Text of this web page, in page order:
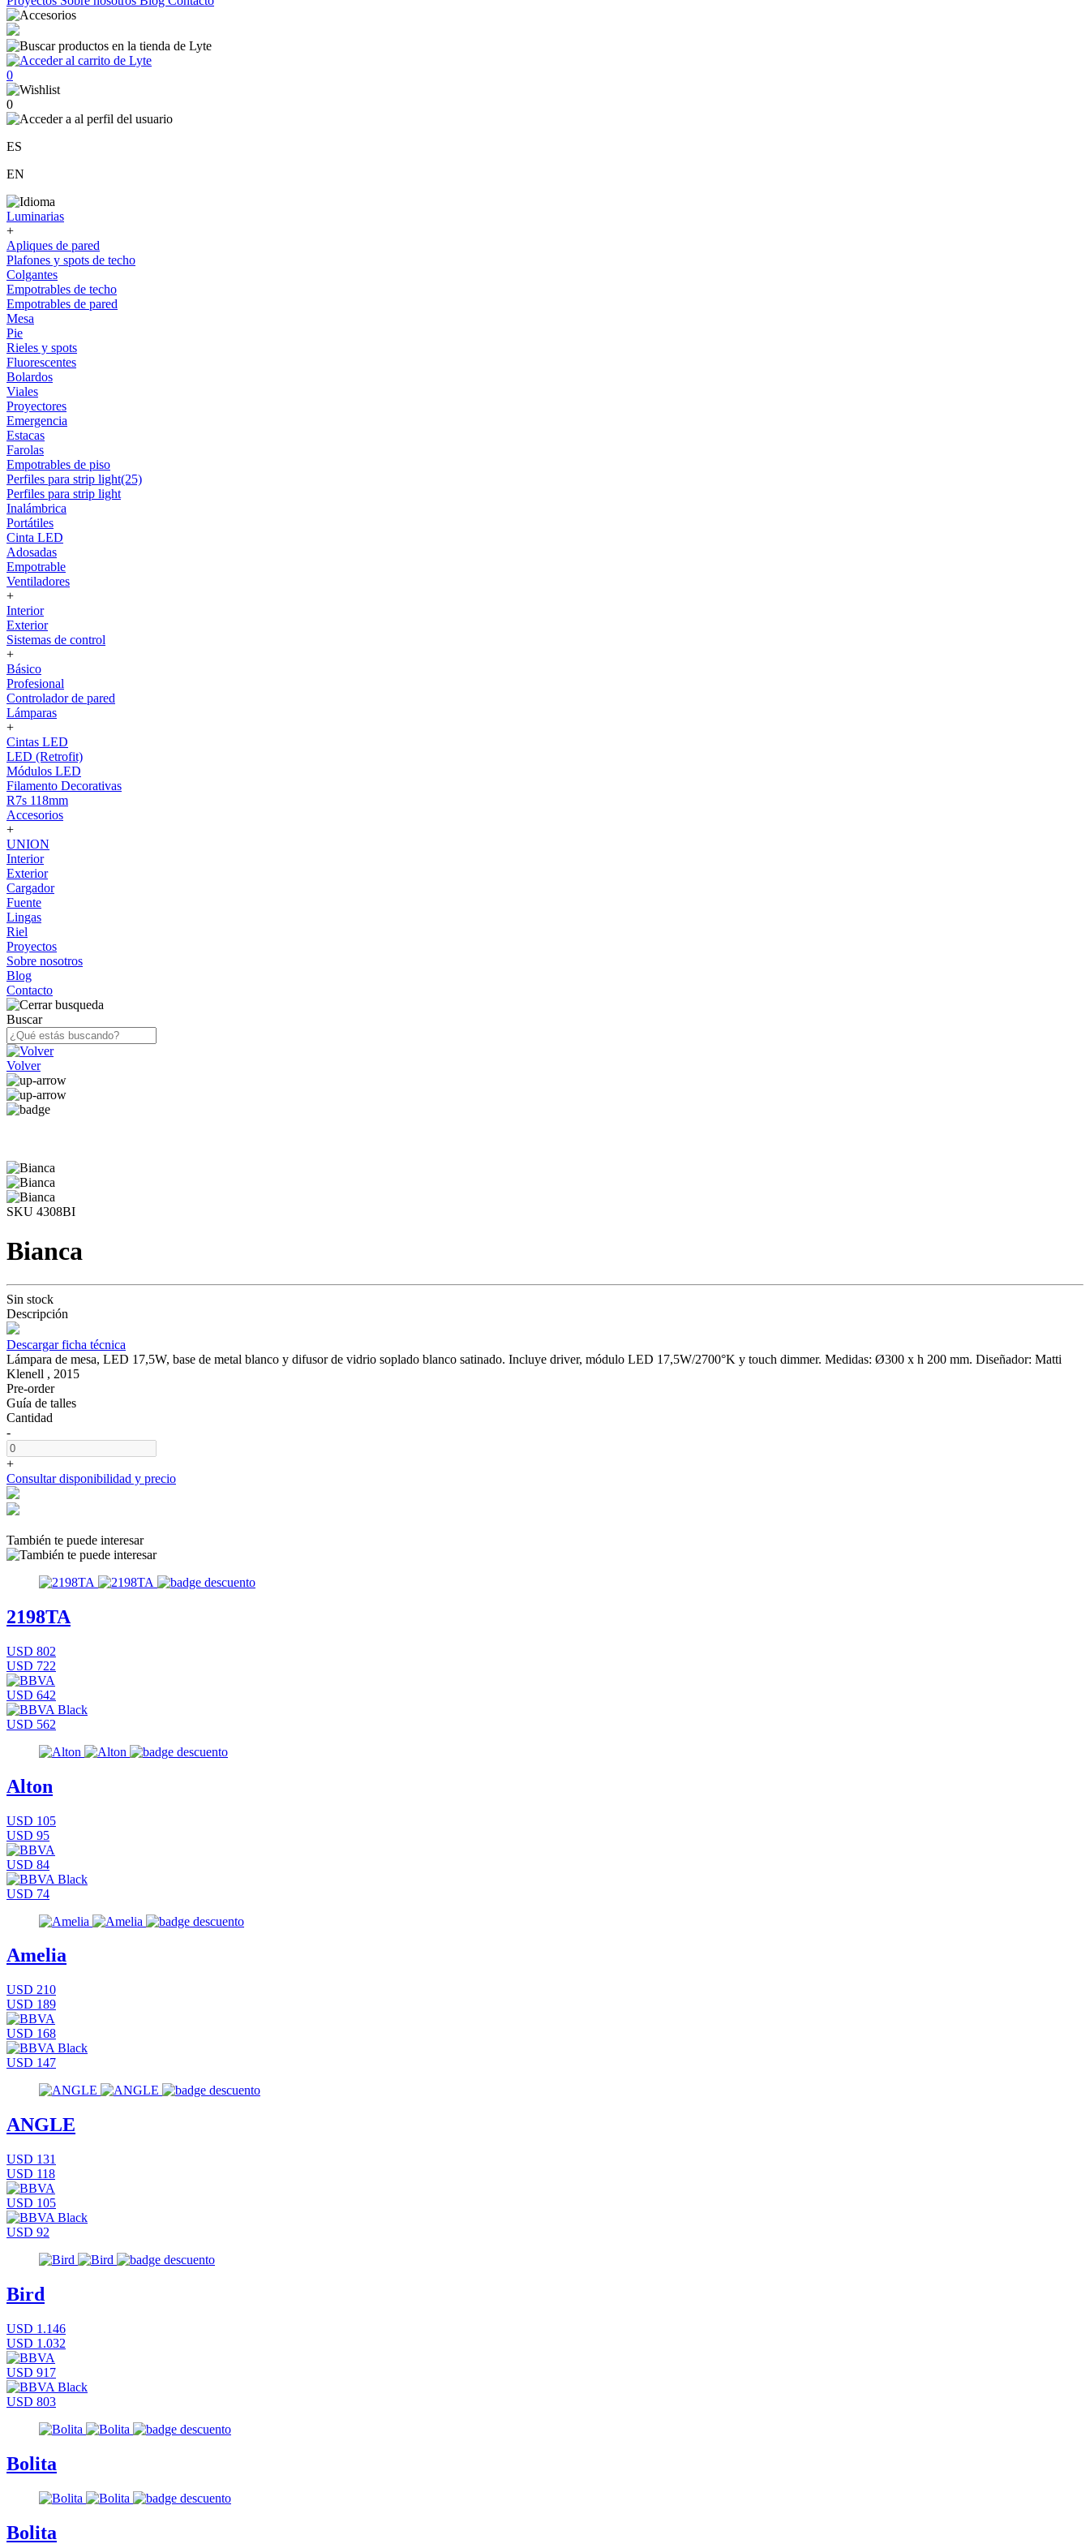
0
0
ES
EN
Luminarias
+
Apliques de pared
Plafones y spots de techo
Colgantes
Empotrables de techo
Empotrables de pared
Mesa
Pie
Rieles y spots
Fluorescentes
Bolardos
Viales
Proyectores
Emergencia
Estacas
Farolas
Empotrables de piso
Perfiles para strip light(25)
Perfiles para strip light
Inalámbrica
Portátiles
Cinta LED
Adosadas
Empotrable
Ventiladores
+
Interior
Exterior
Sistemas de control
+
Básico
Profesional
Controlador de pared
Lámparas
+
Cintas LED
LED (Retrofit)
Módulos LED
Filamento Decorativas
R7s 118mm
Accesorios
+
UNION
Interior
Exterior
Cargador
Fuente
Lingas
Riel
Proyectos
Sobre nosotros
Blog
Contacto
Buscar
Volver
SKU 4308BI
Bianca
Sin stock
Descripción
Descargar ficha técnica
Lámpara de mesa, LED 17,5W, base de metal blanco y difusor de vidrio soplado blanco satinado. Incluye driver, módulo LED 17,5W/2700°K y touch dimmer. Medidas: Ø300 x h 200 mm. Diseñador: Matti
Klenell , 2015
Pre-order
Guía de talles
Cantidad
-
+
Consultar disponibilidad y precio
También te puede interesar
2198TA
USD 802
USD 722
USD 642
USD 562
Alton
USD 105
USD 95
USD 84
USD 74
Amelia
USD 210
USD 189
USD 168
USD 147
ANGLE
USD 131
USD 118
USD 105
USD 92
Bird
USD 1.146
USD 1.032
USD 917
USD 803
Bolita
Bolita